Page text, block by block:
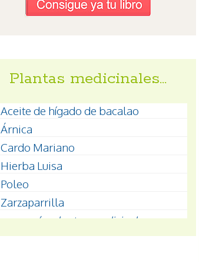
Plantas medicinales…
Aceite de hígado de bacalao
Árnica
Cardo Mariano
Hierba Luisa
Poleo
Zarzaparrilla
...ver másplantas medicinales